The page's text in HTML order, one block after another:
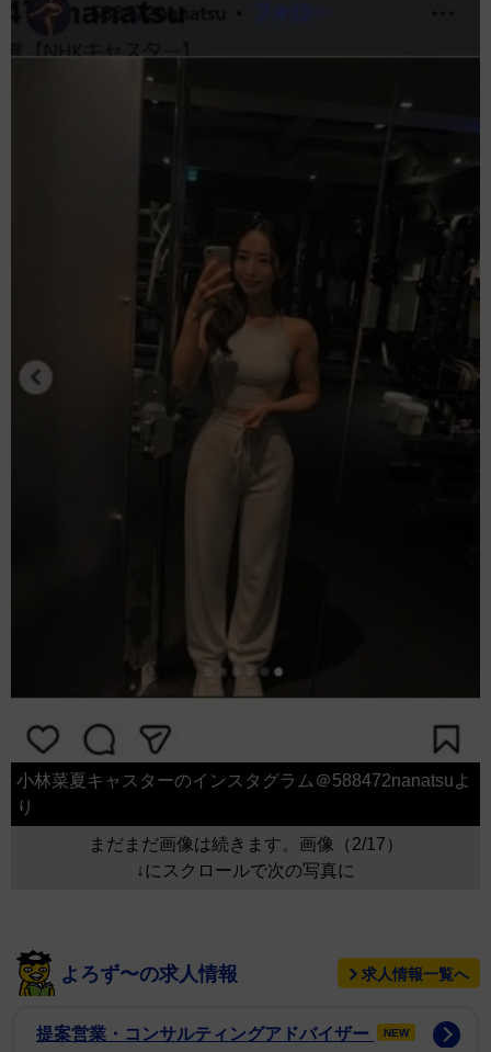
小林菜夏キャスターのインスタグラム＠588472nanatsuよ
り
まだまだ画像は続きます。画像（2/17）
↓にスクロールで次の写真に
よろず〜の求人情報 求人情報一覧へ
提案営業・コンサルティングアドバイザー NEW